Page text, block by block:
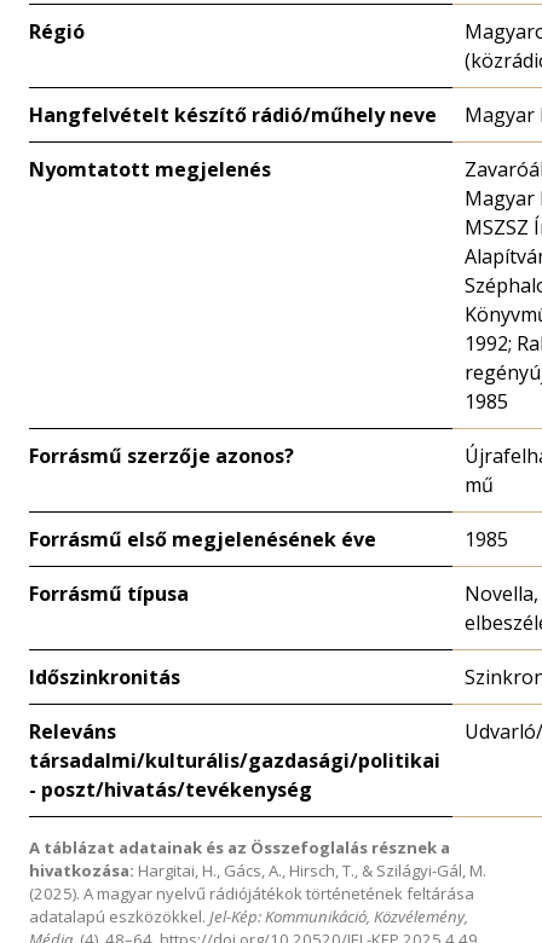
Régió
Hangfelvételt készítő rádió/műhely neve Magyar
Nyomtatott megjelenés
Magyar
MSZSZ
1992;
1985
Forrásmű szerzője azonos?
mű
Forrásmű első megjelenésének éve 1985
Forrásmű típusa
Novella,
Időszinkronitás
Releváns
társadalmi/kulturális/gazdasági/politikai
- poszt/hivatás/tevékenység
A táblázat adatainak és az Összefoglalás résznek a
hivatkozása: Hargitai, H., Gács, A., Hirsch, T., & Szilágyi-Gál, M.
(2025). A magyar nyelvű rádiójátékok történetének feltárása
adatalapú eszközökkel. Jel-Kép: Kommunikáció, Közvélemény,